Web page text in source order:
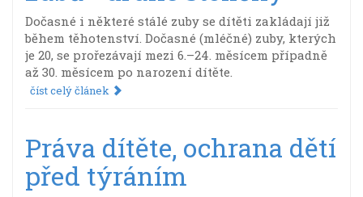
Dočasné i některé stálé zuby se dítěti zakládají již
během těhotenství. Dočasné (mléčné) zuby, kterých
je 20, se prořezávají mezi 6.–24. měsícem případně
až 30. měsícem po narození dítěte.
číst celý článek
Práva dítěte, ochrana dětí
před týráním